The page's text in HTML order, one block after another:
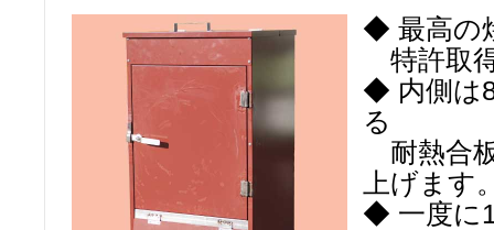
◆ 最高の
特許取
◆ 内側は
る
耐熱合
上げます
◆ 一度に